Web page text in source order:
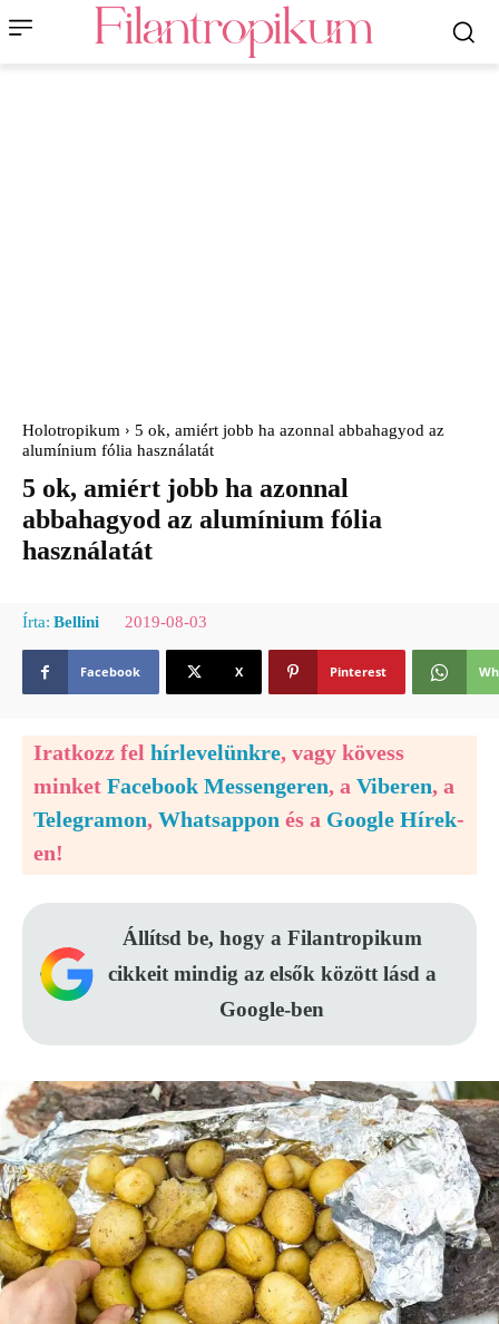
Holotropikum
5 ok, amiért jobb ha azonnal abbahagyod az
alumínium fólia használatát
5 ok, amiért jobb ha azonnal
abbahagyod az alumínium fólia
használatát
Írta: Bellini 2019-08-03
Facebook X Pinterest
Iratkozz fel hírlevelünkre, vagy kövess
minket Facebook Messengeren, a Viberen, a
Telegramon, Whatsappon és a Google Hírek-
en!
Állítsd be, hogy a Filantropikum
cikkeit mindig az elsők között lásd a
Google-ben